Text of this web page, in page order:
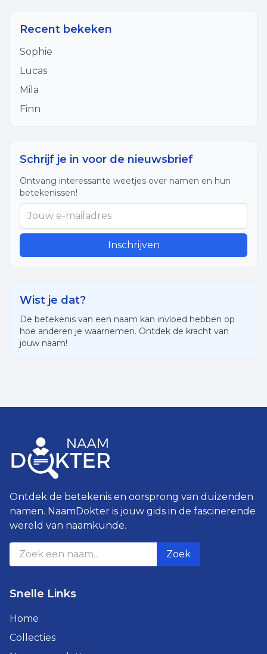
Recent bekeken
Sophie
Lucas
Mila
Finn
Schrijf je in voor de nieuwsbrief
Ontvang interessante weetjes over namen en hun
betekenissen!
Inschrijven
Wist je dat?
De betekenis van een naam kan invloed hebben op
hoe anderen je waarnemen. Ontdek de kracht van
jouw naam!
Ontdek de betekenis en oorsprong van duizenden
namen. NaamDokter is jouw gids in de fascinerende
wereld van naamkunde.
Zoek
Snelle Links
Home
Collecties